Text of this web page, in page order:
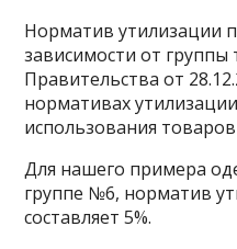
Норматив утилизации
зависимости от группы
Правительства от
нормативах
использования товаров
Для нашего примера
группе №6, норматив
составляет 5%.